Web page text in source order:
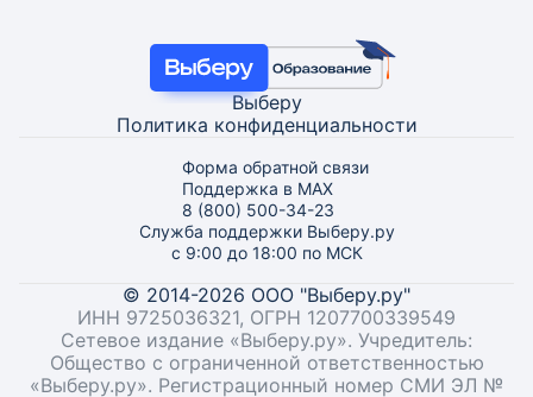
Выберу
Политика конфиденциальности
Форма обратной связи
Поддержка в MAX
8 (800) 500-34-23
Служба поддержки Выберу.ру
с 9:00 до 18:00 по МСК
© 2014-2026 ООО "Выберу.ру"
ИНН 9725036321, ОГРН 1207700339549
Сетевое издание «Выберу.ру». Учредитель:
Общество с ограниченной ответственностью
«Выберу.ру». Регистрационный номер СМИ ЭЛ №